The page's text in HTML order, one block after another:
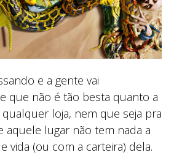
e a gente vai
que não é tão besta quanto a
loja, nem que seja pra
aquele lugar não tem nada a
vida (ou com a carteira) dela.